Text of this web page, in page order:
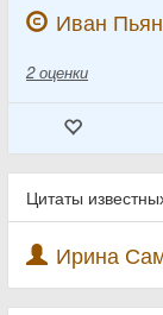
Иван
2 оценки
Цитаты
Ирина